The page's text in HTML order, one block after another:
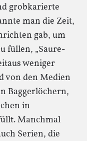
grobkarierte
man die Zeit,
gab, um
füllen, „Saure-
weniger
von den Medien
Baggerlöchern,
in
Manchmal
Serien, die